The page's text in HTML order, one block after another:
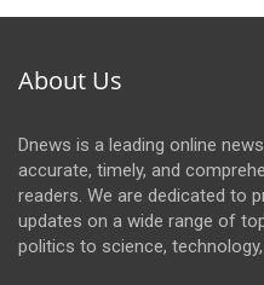
About Us
Dnews is a leading online
accurate, timely, and
readers. We are dedicated to
updates on a wide range of
politics to science,